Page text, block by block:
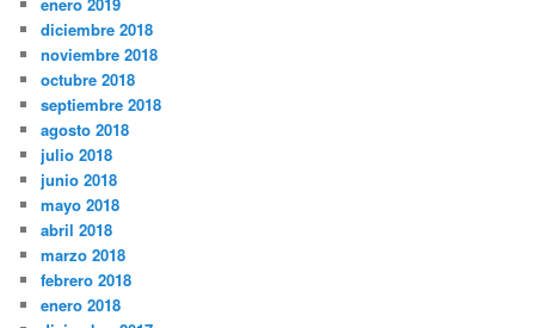
diciembre 2018
noviembre 2018
octubre 2018
septiembre 2018
agosto 2018
julio 2018
junio 2018
mayo 2018
abril 2018
marzo 2018
febrero 2018
enero 2018